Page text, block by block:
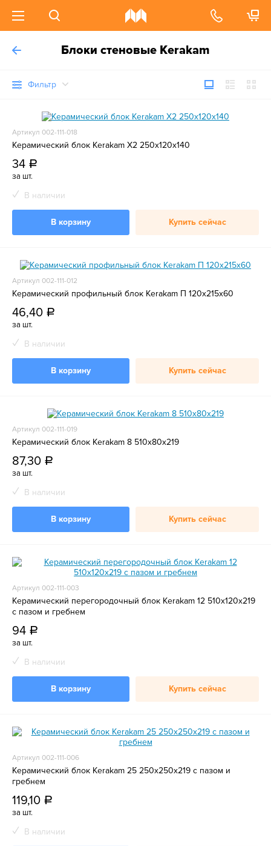
Блоки стеновые Kerakam
Фильтр
Артикул 002-111-018
Керамический блок Kerakam X2 250x120x140
34 a
за шт.
В наличии
В корзину Купить сейчас
Артикул 002-111-012
Керамический профильный блок Kerakam П 120х215х60
46,40 a
за шт.
В наличии
В корзину Купить сейчас
Артикул 002-111-019
Керамический блок Kerakam 8 510x80x219
87,30 a
за шт.
В наличии
В корзину Купить сейчас
Артикул 002-111-003
Керамический перегородочный блок Kerakam 12 510х120х219
с пазом и гребнем
94 a
за шт.
В наличии
В корзину Купить сейчас
Артикул 002-111-006
Керамический блок Kerakam 25 250х250х219 с пазом и
гребнем
119,10 a
за шт.
В наличии